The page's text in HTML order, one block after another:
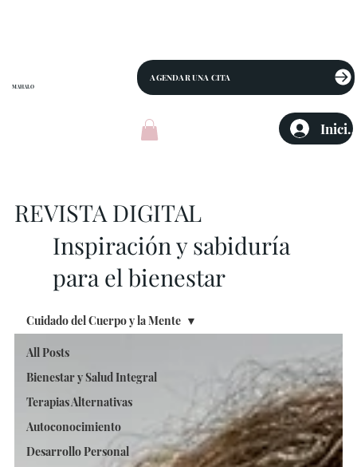
MAHALO
AGENDAR UNA CITA
REVISTA DIGITAL
Inspiración y sabiduría
para el bienestar
All Posts
Bienestar y Salud Integral
Terapias Alternativas
Autoconocimiento
Desarrollo Personal
Cuidado del Cuerpo y la Mente